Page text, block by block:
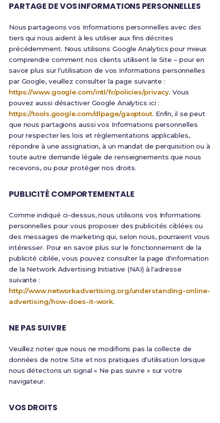
PARTAGE DE VOS INFORMATIONS PERSONNELLES
Nous partageons vos Informations personnelles avec des
tiers qui nous aident à les utiliser aux fins décrites
précédemment. Nous utilisons Google Analytics pour mieux
comprendre comment nos clients utilisent le Site – pour en
savoir plus sur l'utilisation de vos Informations personnelles
par Google, veuillez consulter la page suivante :
https://www.google.com/intl/fr/policies/privacy. Vous
pouvez aussi désactiver Google Analytics ici :
https://tools.google.com/dlpage/gaoptout. Enfin, il se peut
que nous partagions aussi vos Informations personnelles
pour respecter les lois et règlementations applicables,
répondre à une assignation, à un mandat de perquisition ou à
toute autre demande légale de renseignements que nous
recevons, ou pour protéger nos droits.
PUBLICITÉ COMPORTEMENTALE
Comme indiqué ci-dessus, nous utilisons vos Informations
personnelles pour vous proposer des publicités ciblées ou
des messages de marketing qui, selon nous, pourraient vous
intéresser. Pour en savoir plus sur le fonctionnement de la
publicité ciblée, vous pouvez consulter la page d'information
de la Network Advertising Initiative (NAI) à l'adresse
suivante :
http://www.networkadvertising.org/understanding-online-
advertising/how-does-it-work.
NE PAS SUIVRE
Veuillez noter que nous ne modifions pas la collecte de
données de notre Site et nos pratiques d'utilisation lorsque
nous détectons un signal « Ne pas suivre » sur votre
navigateur.
VOS DROITS